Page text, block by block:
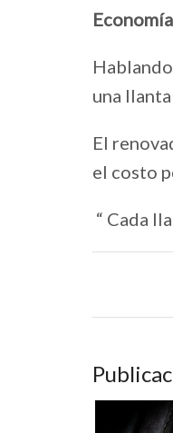
una llanta
El
el costo
“ Cada